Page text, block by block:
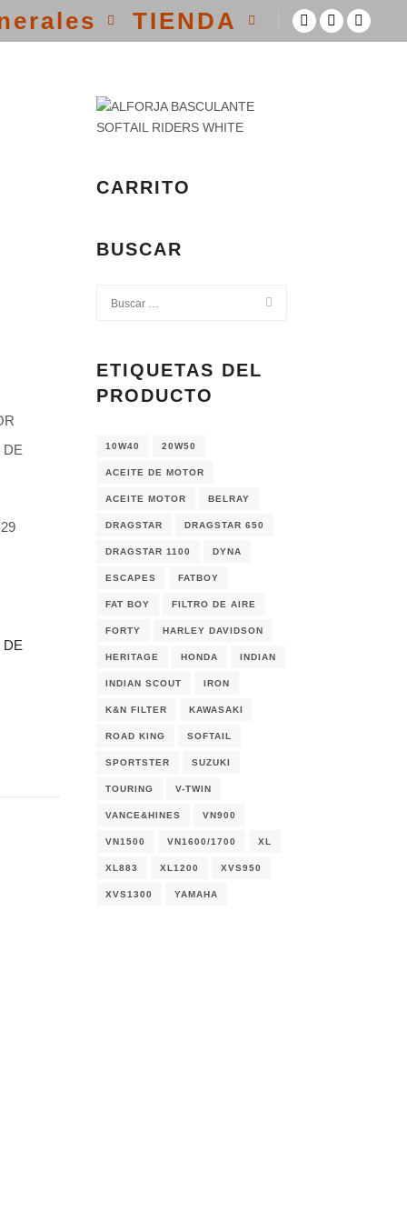
TIENDA
DE
DE
CARRITO
BUSCAR
ETIQUETAS DEL
PRODUCTO
10W40 20W50
ACEITE DE MOTOR
ACEITE MOTOR BELRAY
DRAGSTAR DRAGSTAR 650
DRAGSTAR 1100 DYNA
ESCAPES FATBOY
FAT BOY FILTRO DE AIRE
FORTY HARLEY DAVIDSON
HERITAGE HONDA INDIAN
INDIAN SCOUT IRON
K&N FILTER KAWASAKI
ROAD KING SOFTAIL
SPORTSTER SUZUKI
TOURING V-TWIN
VANCE&HINES VN900
VN1500 VN1600/1700 XL
XL883 XL1200 XVS950
XVS1300 YAMAHA